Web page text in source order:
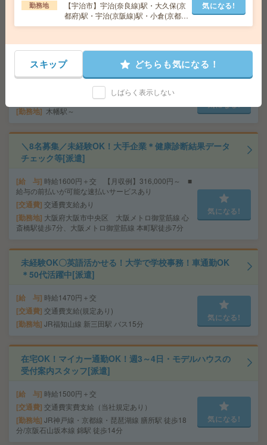
交通費 交通費支給あり
京都府京都市伏見区 京阪本線 藤森駅徒歩10
分
気になる!
高時給！平日休み！日勤のお仕事！水質測定[派遣]
交通費支給有り
勤務地 木幡駅～
気になる!
＼8名募集／未経験OK！大手企業＊健康診断結果データ
チェック等[派遣]
給 与 時給1600円＋交 【月収例】316,000円～ ■
給与の前払いが可能な速払いサービスあり
交通費 交通費支給あり
勤務地 大阪府大阪市中央区 大阪メトロ御堂筋線 心
斎橋駅徒歩7分、大阪メトロ御堂筋線 本町駅徒歩7分
気になる!
未経験OK〇英語活かせる！大学で学校事務！車通勤OK
＊50代活躍中[派遣]
給 与 時給1470円＋交
交通費 交通費支給(規定あり)
勤務地 JR福知山線 新三田駅 バス15分
気になる!
在宅OK！マイカー通勤OK！週3～4日・モデルハウスの
受付案内スタッフ[派遣]
給 与 時給1500円＋交
交通費 交通費実費支給（当社規定あり）
勤務地 JR神戸線・京都線・琵琶湖線 膳所駅 徒歩18
分/京阪石山坂本線 錦駅 徒歩14分
気になる!
以上
勤務地
【宇治市】宇治(奈良線)駅・大久保(京
都府)駅・宇治(京阪線)駅・小倉(京都
府)駅・六地蔵(奈良線)駅など勤務地多
気になる!
スキップ どちらも気になる！
しばらく表示しない